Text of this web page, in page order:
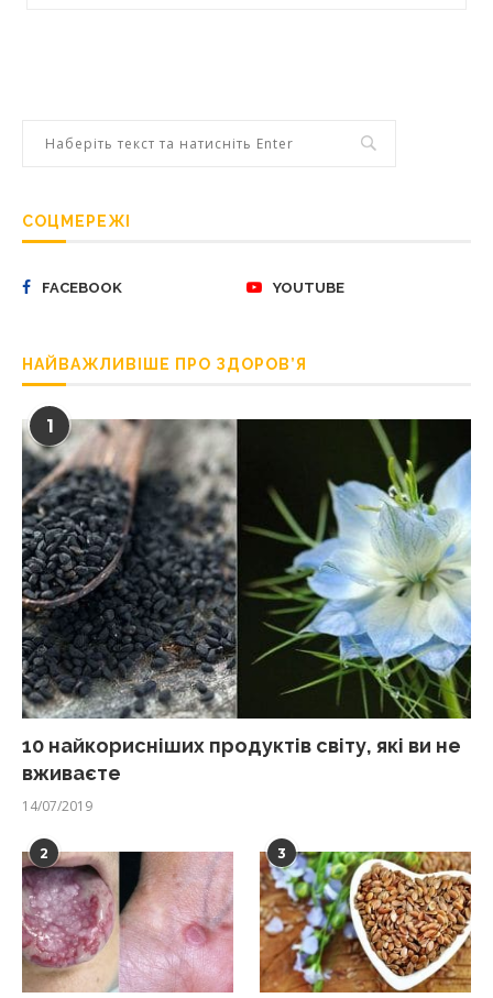
СОЦМЕРЕЖІ
FACEBOOK YOUTUBE
НАЙВАЖЛИВІШЕ ПРО ЗДОРОВ’Я
1
10 найкорисніших продуктів світу, які ви не
вживаєте
14/07/2019
2 3